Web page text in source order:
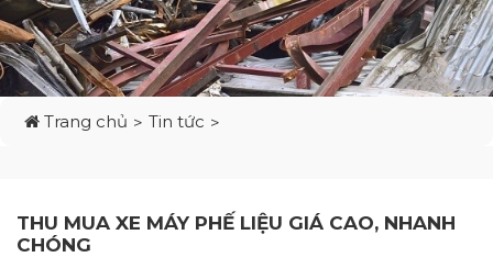
Trang chủ Tin tức
THU MUA XE MÁY PHẾ LIỆU GIÁ CAO, NHANH
CHÓNG